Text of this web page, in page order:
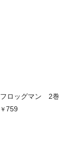
フロッグマン 2巻
759